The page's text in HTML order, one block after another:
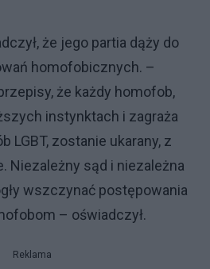
że jego partia dąży do
homofobicznych. –
że każdy homofob,
instynktach i zagraża
LGBT, zostanie ukarany, z
Niezależny sąd i niezależna
wszczynać postępowania
– oświadczył.
Reklama